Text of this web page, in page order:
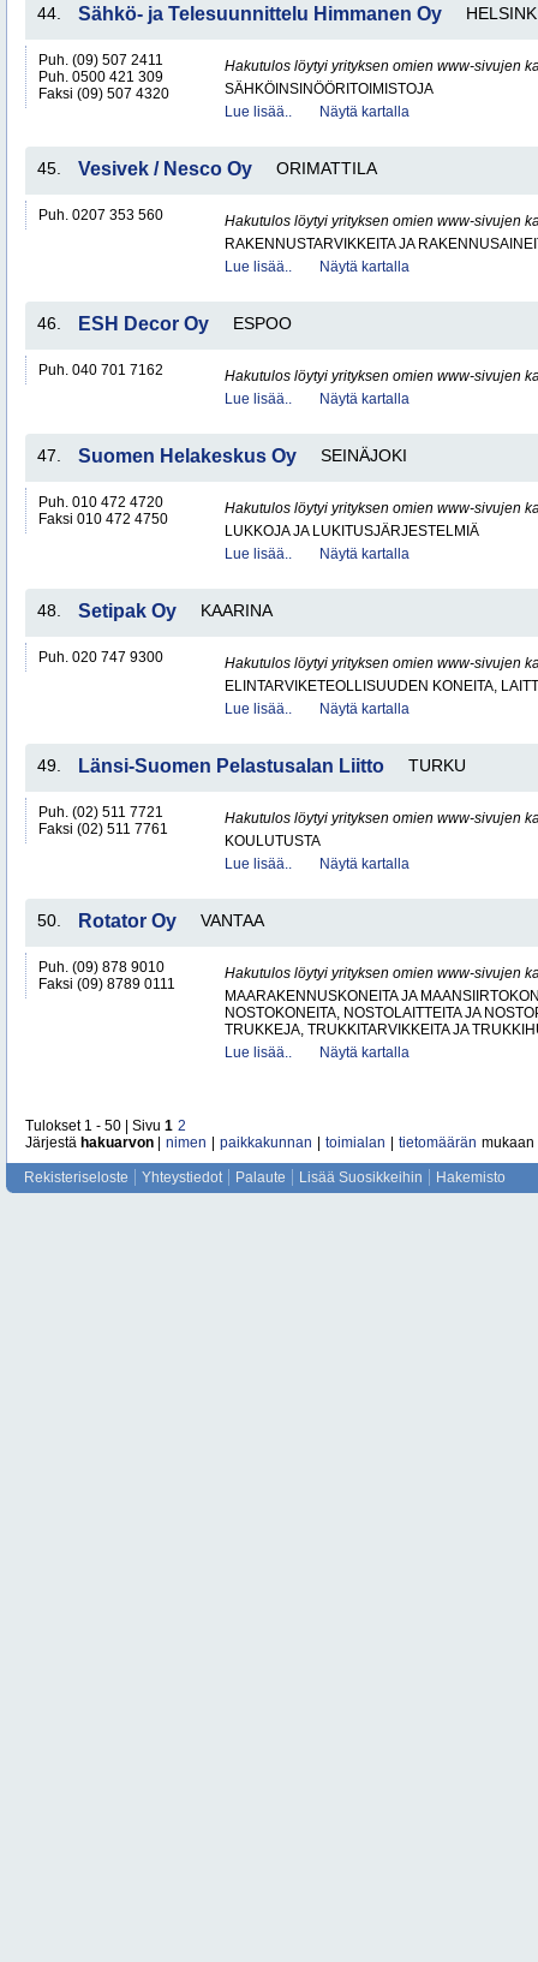
44. Sähkö- ja Telesuunnittelu Himmanen Oy
Puh. (09) 507 2411
Puh. 0500 421 309
Faksi (09) 507 4320
Hakutulos löytyi yrityksen omien www-sivujen
SÄHKÖINSINÖÖRITOIMISTOJA
Lue lisää..
Näytä kartalla
45. Vesivek / Nesco Oy ORIMATTILA
Puh. 0207 353 560
Hakutulos löytyi yrityksen omien www-sivujen
RAKENNUSTARVIKKEITA JA
Lue lisää..
Näytä kartalla
46. ESH Decor Oy ESPOO
Puh. 040 701 7162
Hakutulos löytyi yrityksen omien www-sivujen
Lue lisää..
Näytä kartalla
47. Suomen Helakeskus Oy SEINÄJOKI
Puh. 010 472 4720
Faksi 010 472 4750
Hakutulos löytyi yrityksen omien www-sivujen
LUKKOJA JA LUKITUSJÄRJESTELMIÄ
Lue lisää..
Näytä kartalla
48. Setipak Oy KAARINA
Puh. 020 747 9300
Hakutulos löytyi yrityksen omien www-sivujen
ELINTARVIKETEOLLISUUDEN KONEITA,
Lue lisää..
Näytä kartalla
49. Länsi-Suomen Pelastusalan Liitto TURKU
Puh. (02) 511 7721
Faksi (02) 511 7761
Hakutulos löytyi yrityksen omien www-sivujen
KOULUTUSTA
Lue lisää..
Näytä kartalla
50. Rotator Oy VANTAA
Puh. (09) 878 9010
Faksi (09) 8789 0111
Hakutulos löytyi yrityksen omien www-sivujen
MAARAKENNUSKONEITA JA
NOSTOKONEITA, NOSTOLAITTEITA JA
TRUKKEJA, TRUKKITARVIKKEITA JA
Lue lisää..
Näytä kartalla
Tulokset 1 - 50 | Sivu 1 2
Järjestä hakuarvon nimen paikkakunnan toimialan tietomäärän mukaan
Rekisteriseloste Yhteystiedot Palaute Lisää Suosikkeihin Hakemisto